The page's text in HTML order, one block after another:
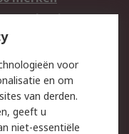
advies
veiligheid
voor
en om
van derden.
geeft u
niet-essentiële